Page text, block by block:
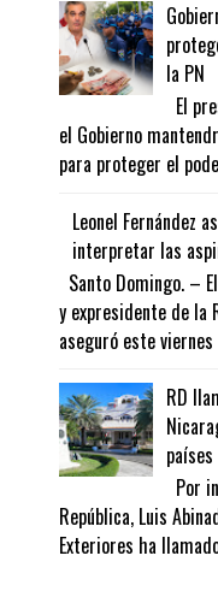
la PN
El
el Gobierno
para proteger el
Leonel Fernández
interpretar las
Santo Domingo. –
y expresidente de la
aseguró este
RD
Por
República, Luis
Exteriores ha